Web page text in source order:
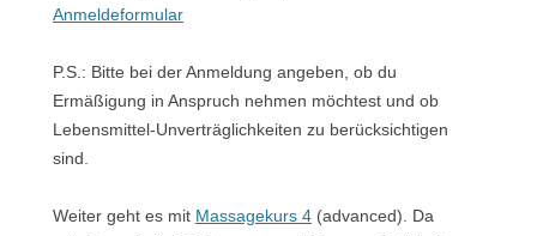
Anmeldeformular
P.S.: Bitte bei der Anmeldung angeben, ob du
Ermäßigung in Anspruch nehmen möchtest und ob
Lebensmittel-Unverträglichkeiten zu berücksichtigen
sind.
Weiter geht es mit Massagekurs 4 (advanced). Da